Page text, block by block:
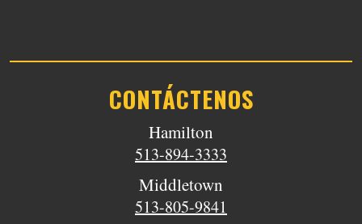
CONTÁCTENOS
Hamilton
513-894-3333
Middletown
513-805-9841